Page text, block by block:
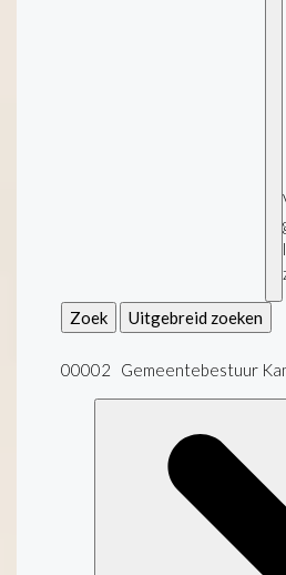
Zoek Uitgebreid zoeken
00002 Gemeentebestuur